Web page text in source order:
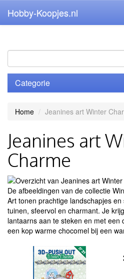
Hobby-Koopjes.nl
Categorie
Home Jeanines art Winter
Jeanines art
Charme
De afbeeldingen van de collectie
Art tonen prachtige landschapjes
tuinen, sfeervol en charmant. Je
lantaarns aan te steken en met een
een kop warme chocomel bij een